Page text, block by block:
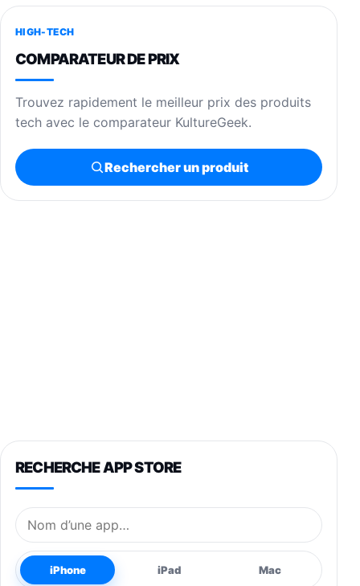
HIGH-TECH
COMPARATEUR DE PRIX
Trouvez rapidement le meilleur prix des produits
tech avec le comparateur KultureGeek.
Rechercher un produit
RECHERCHE APP STORE
Nom de l’application
iPhone iPad Mac